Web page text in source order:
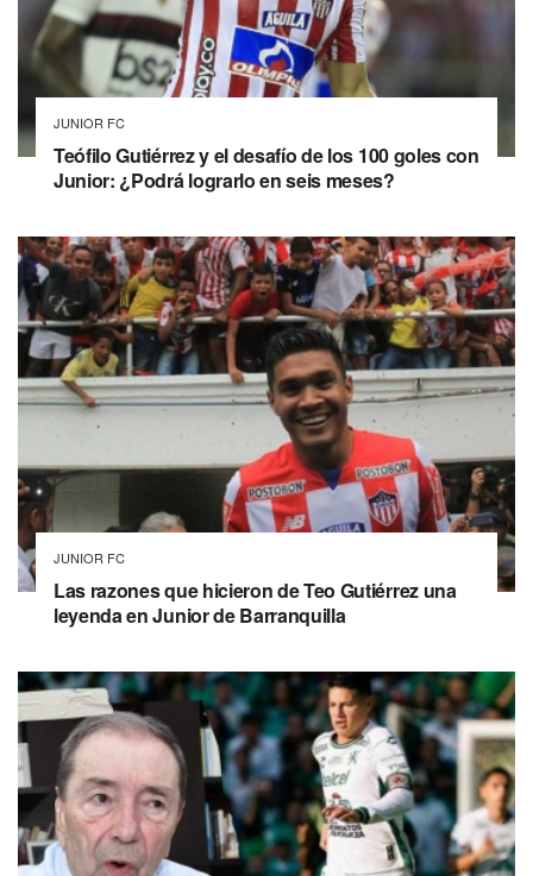
JUNIOR FC
Teófilo Gutiérrez y el desafío de los 100 goles con
Junior: ¿Podrá lograrlo en seis meses?
JUNIOR FC
Las razones que hicieron de Teo Gutiérrez una
leyenda en Junior de Barranquilla